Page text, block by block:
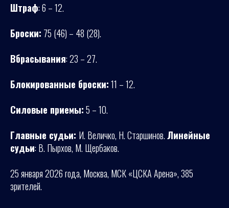
Штраф: 6 – 12.
Броски: 75 (46) – 48 (28).
Вбрасывания: 23 – 27.
Блокированные броски:11 – 12.
Силовые приемы:5 – 10.
Главные судьи: И. Величко, Н. Старшинов.Линейные
судьи: В. Пырхов, М. Щербаков.
25 января 2026 года, Москва, МСК «ЦСКА Арена», 385
зрителей.